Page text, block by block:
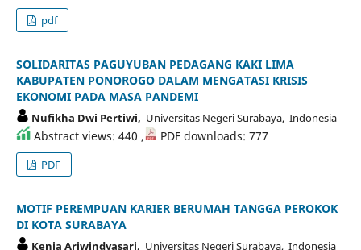
pdf
SOLIDARITAS PAGUYUBAN PEDAGANG KAKI LIMA
KABUPATEN PONOROGO DALAM MENGATASI KRISIS
EKONOMI PADA MASA PANDEMI
Nufikha Dwi Pertiwi, Universitas Negeri Surabaya, Indonesia
Abstract views: 440 , PDF downloads: 777
PDF
MOTIF PEREMPUAN KARIER BERUMAH TANGGA PEROKOK
DI KOTA SURABAYA
Kenia Ariwindyasari, Universitas Negeri Surabaya, Indonesia